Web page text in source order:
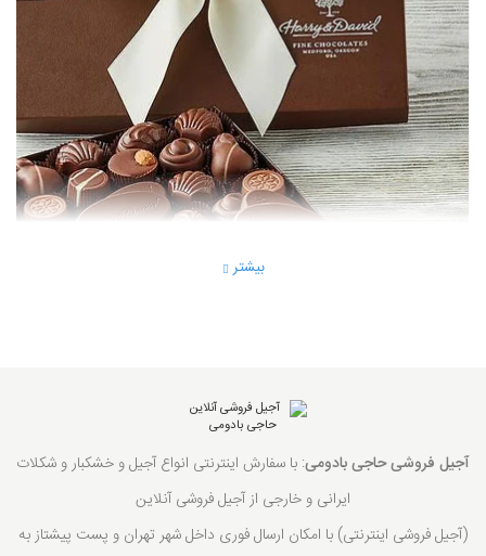
بیشتر
آجیل فروشی حاجی بادومی: با سفارش اینترنتی انواع آجیل و خشکبار و شکلات
ایرانی و خارجی از آجیل فروشی آنلاین
(آجیل فروشی اینترنتی) با امکان ارسال فوری داخل شهر تهران و پست پیشتاز به